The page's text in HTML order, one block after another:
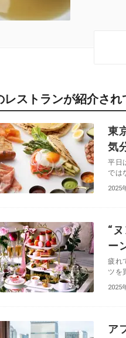
レストランが紹介され
東
気
平日
では
2025
“
ー
疲れ
ツを
2025
ア